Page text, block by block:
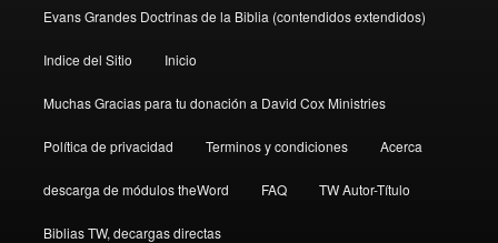
Evans Grandes Doctrinas de la Biblia (contendidos extendidos)
Indice del Sitio Inicio
Muchas Gracias para tu donación a David Cox Ministries
Política de privacidad Terminos y condiciones Acerca
descarga de módulos theWord FAQ TW Autor-Título
Biblias TW, decargas directas